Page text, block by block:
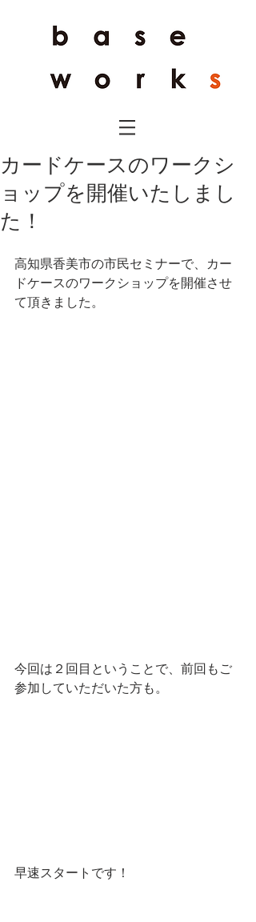
カードケースのワークシ
ョップを開催いたしまし
た！
高知県香美市の市民セミナーで、カー
ドケースのワークショップを開催させ
て頂きました。
今回は２回目ということで、前回もご
参加していただいた方も。
早速スタートです！